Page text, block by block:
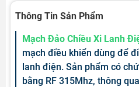
Thông Tin Sản Phẩm
Mạch Đảo Chiều Xi Lanh
mạch điều khiển dùng để
lanh điện. Sản phẩm có
bằng RF 315Mhz, thông